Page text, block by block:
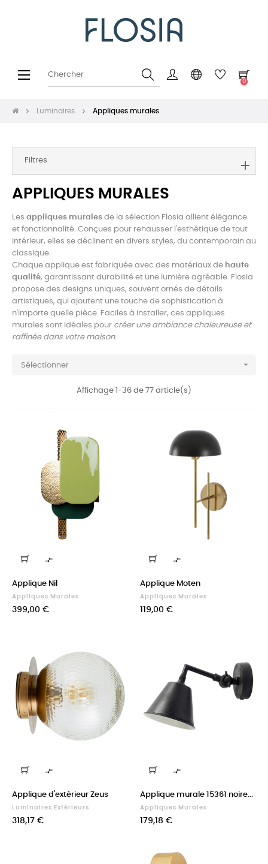
Basculer
☰
0
Luminaires Appliques murales
Filtres
APPLIQUES MURALES
Les appliques murales de la sélection Flosia allient élégance
et fonctionnalité. Conçues pour rehausser l'esthétique de tout
intérieur, elles se déclinent en divers styles, du contemporain au
classique.
Chaque applique est fabriquée avec des matériaux de haute
qualité, garantissant durabilité et une lumière agréable. Flosia
propose des designs uniques, souvent ornés de détails
artistiques, qui ajoutent une touche de sophistication à
n'importe quelle pièce. Faciles à installer, ces appliques
murales sont idéales pour créer une ambiance chaleureuse et
raffinée dans votre maison.
Sélectionner 
Affichage 1-36 de 77 article(s)

Applique Nil
Appliques Murales
Prix
399,00 €

Applique Moten
Appliques Murales
Prix
119,00 €

Applique d'extérieur Zeus
Luminaires Extérieurs
Prix
318,17 €

Applique murale 15361 noire...
Appliques Murales
Prix
179,18 €